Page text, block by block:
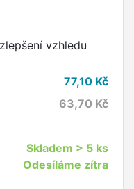
vzhledu
77,10 Kč
63,70 Kč
Skladem > 5 ks
Odesíláme zítra